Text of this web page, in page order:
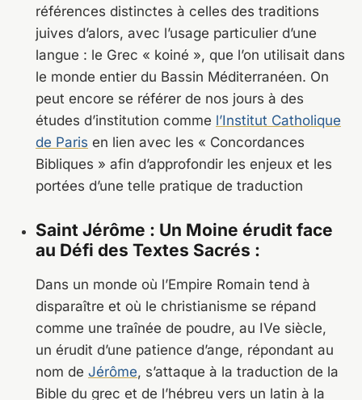
références distinctes à celles des traditions
juives d’alors, avec l’usage particulier d’une
langue : le Grec « koiné », que l’on utilisait dans
le monde entier du Bassin Méditerranéen. On
peut encore se référer de nos jours à des
études d’institution comme l’Institut Catholique
de Paris en lien avec les « Concordances
Bibliques » afin d’approfondir les enjeux et les
portées d’une telle pratique de traduction
Saint Jérôme : Un Moine érudit face
au Défi des Textes Sacrés :
Dans un monde où l’Empire Romain tend à
disparaître et où le christianisme se répand
comme une traînée de poudre, au IVe siècle,
un érudit d’une patience d’ange, répondant au
nom de Jérôme, s’attaque à la traduction de la
Bible du grec et de l’hébreu vers un latin à la